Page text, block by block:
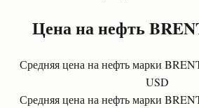
Цена на нефть
Средняя цена на нефть марки
USD
Средняя цена на нефть марки